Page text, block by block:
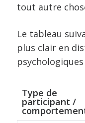
tout autre
Le tableau
plus clair en
psychologiques
Type de
participant /